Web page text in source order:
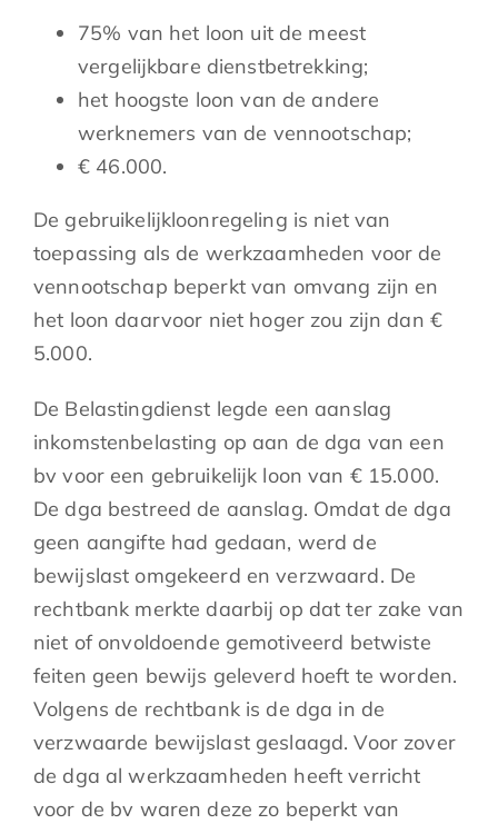
75% van het loon uit de meest
vergelijkbare dienstbetrekking;
het hoogste loon van de andere
werknemers van de vennootschap;
€ 46.000.
De gebruikelijkloonregeling is niet van
toepassing als de werkzaamheden voor de
vennootschap beperkt van omvang zijn en
het loon daarvoor niet hoger zou zijn dan €
5.000.
De Belastingdienst legde een aanslag
inkomstenbelasting op aan de dga van een
bv voor een gebruikelijk loon van € 15.000.
De dga bestreed de aanslag. Omdat de dga
geen aangifte had gedaan, werd de
bewijslast omgekeerd en verzwaard. De
rechtbank merkte daarbij op dat ter zake van
niet of onvoldoende gemotiveerd betwiste
feiten geen bewijs geleverd hoeft te worden.
Volgens de rechtbank is de dga in de
verzwaarde bewijslast geslaagd. Voor zover
de dga al werkzaamheden heeft verricht
voor de bv waren deze zo beperkt van